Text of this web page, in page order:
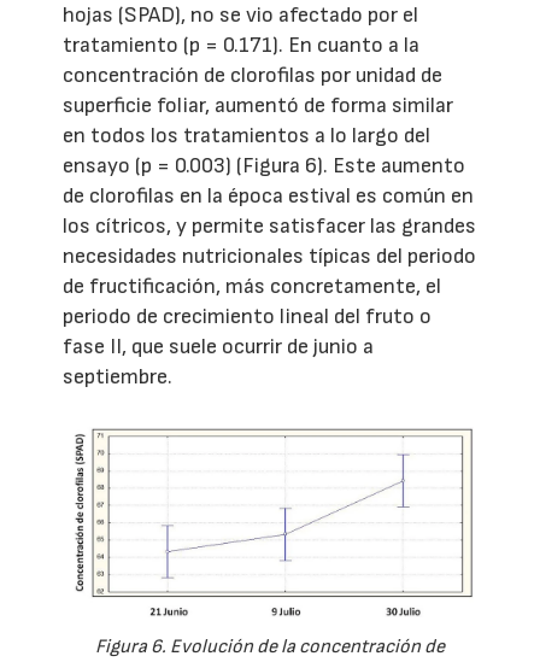
hojas (SPAD), no se vio afectado por el
tratamiento (p = 0.171). En cuanto a la
concentración de clorofilas por unidad de
superficie foliar, aumentó de forma similar
en todos los tratamientos a lo largo del
ensayo (p = 0.003) (Figura 6). Este aumento
de clorofilas en la época estival es común en
los cítricos, y permite satisfacer las grandes
necesidades nutricionales típicas del periodo
de fructificación, más concretamente, el
periodo de crecimiento lineal del fruto o
fase II, que suele ocurrir de junio a
septiembre.
Figura 6. Evolución de la concentración de